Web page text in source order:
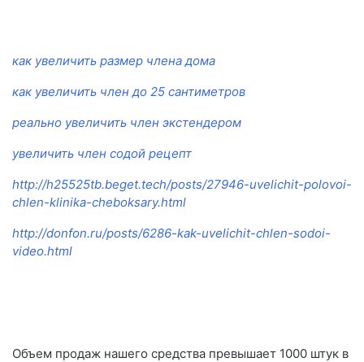
как увеличить размер члена дома
как увеличить член до 25 сантиметров
реально увеличить член экстендером
увеличить член содой рецепт
http://h25525tb.beget.tech/posts/27946-uvelichit-polovoi-
chlen-klinika-cheboksary.html
http://donfon.ru/posts/6286-kak-uvelichit-chlen-sodoi-
video.html
Объем продаж нашего средства превышает 1000 штук в